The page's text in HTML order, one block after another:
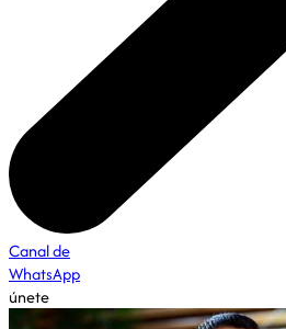
Canal de
WhatsApp
únete